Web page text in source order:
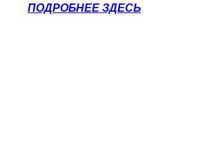
ПОДРОБНЕЕ ЗДЕСЬ